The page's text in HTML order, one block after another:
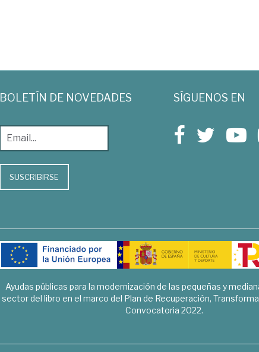
BOLETÍN DE NOVEDADES
SUSCRIBIRSE
SÍGUENOS EN
Ayudas públicas para la modernización de las pequeñas y
sector del libro en el marco del Plan de Recuperación,
Convocatoria 2022.